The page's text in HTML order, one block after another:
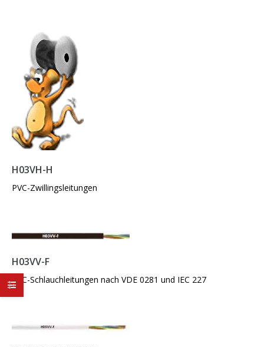
H03VH-H
PVC-Zwillingsleitungen
H03VV-F
PVC-Schlauchleitungen nach VDE 0281 und IEC 227